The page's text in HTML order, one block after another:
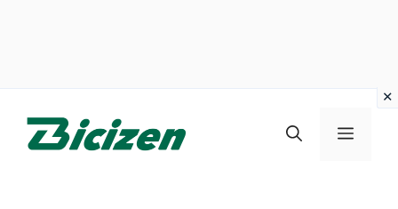
Menu